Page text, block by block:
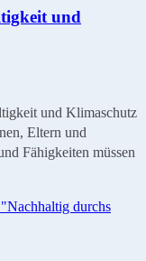
und
und Klimaschutz
Eltern und
Fähigkeiten müssen